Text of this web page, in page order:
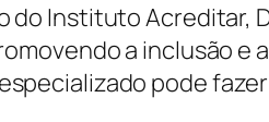
do Instituto Acreditar,
a inclusão e
pode